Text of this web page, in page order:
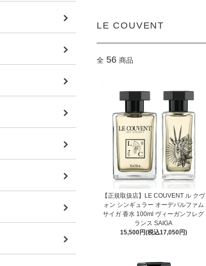
LE COUVENT
全 56 商品
【正規取扱店】LE COUVENT ル クヴ
ォン シンギュラー オーデパルファム
サイガ 香水 100ml ヴィーガンフレグ
ランス SAIGA
15,500円(税込17,050円)